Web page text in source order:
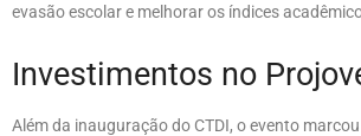
evasão escolar e melhorar os índices
Investimentos no
Além da inauguração do CTDI, o evento